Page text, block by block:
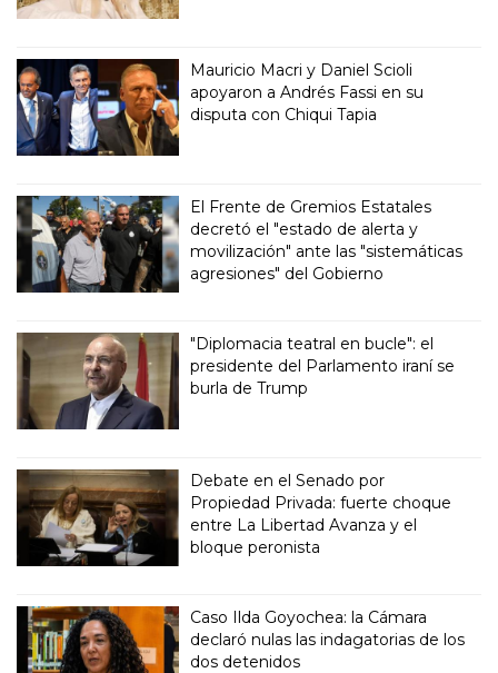
Mauricio Macri y Daniel Scioli
apoyaron a Andrés Fassi en su
disputa con Chiqui Tapia
El Frente de Gremios Estatales
decretó el "estado de alerta y
movilización" ante las "sistemáticas
agresiones" del Gobierno
"Diplomacia teatral en bucle": el
presidente del Parlamento iraní se
burla de Trump
Debate en el Senado por
Propiedad Privada: fuerte choque
entre La Libertad Avanza y el
bloque peronista
Caso Ilda Goyochea: la Cámara
declaró nulas las indagatorias de los
dos detenidos